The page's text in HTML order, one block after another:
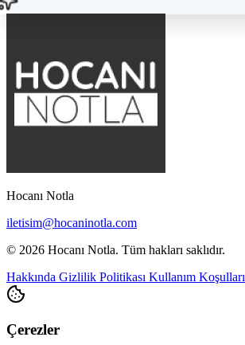
Hocanı Notla
iletisim@hocaninotla.com
© 2026 Hocanı Notla. Tüm hakları saklıdır.
Hakkında Gizlilik Politikası Kullanım Koşulları
Çerezler